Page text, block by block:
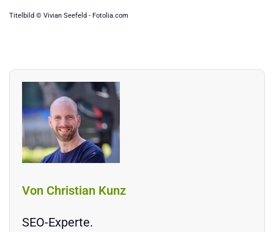
Titelbild © Vivian Seefeld - Fotolia.com
Von Christian Kunz
SEO-Experte.